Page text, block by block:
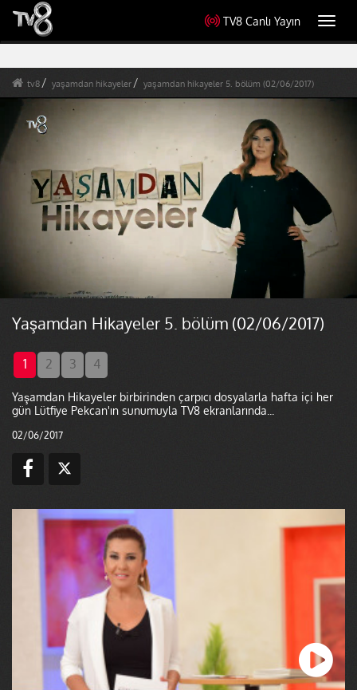
TV8 Canlı Yayın
tv8 yaşamdan hikayeler yaşamdan hikayeler 5. bölüm (02/06/2017)
Yaşamdan Hikayeler 5. bölüm (02/06/2017)
1 2 3 4
Yaşamdan Hikayeler birbirinden çarpıcı dosyalarla hafta içi her
gün Lütfiye Pekcan'ın sunumuyla TV8 ekranlarında...
02/06/2017